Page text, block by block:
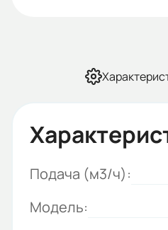
Подача (м3/ч):
Модель: